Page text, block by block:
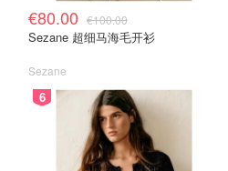
€80.00 €100.00
Sezane 超细马海毛开衫
Sezane
6